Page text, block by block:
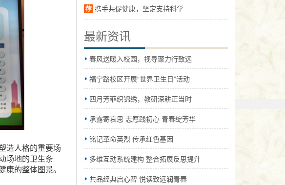
造人格的重要场
场地的卫生条
康的整体图景。
携手共促健康，坚定支持科学
最新资讯
春风送暖入校园，视导聚力行致远
福宁路校区开展“世界卫生日”活动
四月芳菲织锦绣，教研深耕正当时
承露寄哀思 志愿践初心 青春绽芳华
铭记革命英烈 传承红色基因
多维互动系统建构 整合拓展反思提升
共品经典启心智 悦读致远润青春